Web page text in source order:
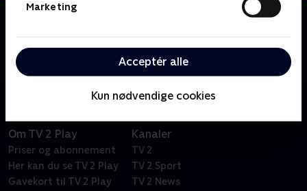
Marketing
Acceptér alle
Kun nødvendige cookies
Om Catch-22
verdenskrig John Yossarian bliver fanget af et
bureaukratisk styre.
Om TV 2 Play
Priser og abonnement
Her kan du se TV 2 Play
Gavekort til TV 2 Play
Kanaler
TV 2
TV 2 Sport
TV 2 News